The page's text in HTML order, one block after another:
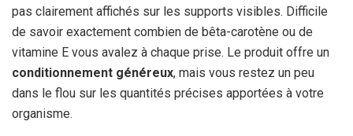
pas clairement affichés sur les supports visibles. Difficile
de savoir exactement combien de bêta-carotène ou de
vitamine E vous avalez à chaque prise. Le produit offre un
conditionnement généreux, mais vous restez un peu
dans le flou sur les quantités précises apportées à votre
organisme.